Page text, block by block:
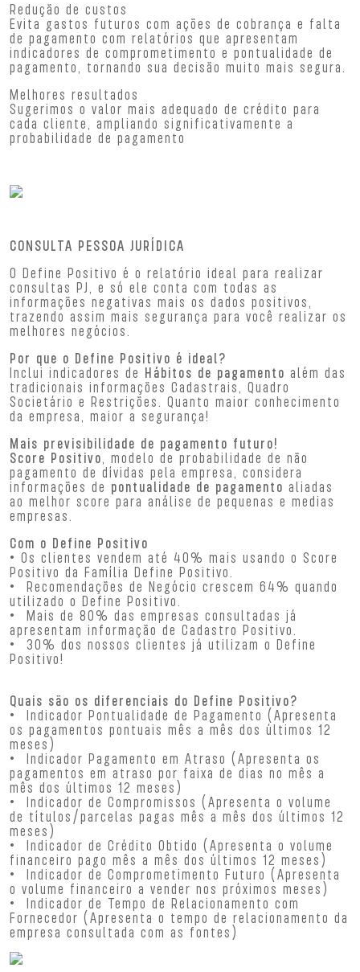
Redução de custos
Evita gastos futuros com ações de cobrança e falta
de pagamento com relatórios que apresentam
indicadores de comprometimento e pontualidade de
pagamento, tornando sua decisão muito mais segura.
Melhores resultados
Sugerimos o valor mais adequado de crédito para
cada cliente, ampliando significativamente a
probabilidade de pagamento
CONSULTA PESSOA JURÍDICA
O Define Positivo é o relatório ideal para realizar
consultas PJ, e só ele conta com todas as
informações negativas mais os dados positivos,
trazendo assim mais segurança para você realizar os
melhores negócios.
Por que o Define Positivo é ideal?
Inclui indicadores de Hábitos de pagamento além das
tradicionais informações Cadastrais, Quadro
Societário e Restrições. Quanto maior conhecimento
da empresa, maior a segurança!
Mais previsibilidade de pagamento futuro!
Score Positivo, modelo de probabilidade de não
pagamento de dívidas pela empresa, considera
informações de pontualidade de pagamento aliadas
ao melhor score para análise de pequenas e medias
empresas.
Com o Define Positivo
• Os clientes vendem até 40% mais usando o Score
Positivo da Família Define Positivo.
• Recomendações de Negócio crescem 64% quando
utilizado o Define Positivo.
• Mais de 80% das empresas consultadas já
apresentam informação de Cadastro Positivo.
• 30% dos nossos clientes já utilizam o Define
Positivo!
Quais são os diferenciais do Define Positivo?
• Indicador Pontualidade de Pagamento (Apresenta
os pagamentos pontuais mês a mês dos últimos 12
meses)
• Indicador Pagamento em Atraso (Apresenta os
pagamentos em atraso por faixa de dias no mês a
mês dos últimos 12 meses)
• Indicador de Compromissos (Apresenta o volume
de títulos/parcelas pagas mês a mês dos últimos 12
meses)
• Indicador de Crédito Obtido (Apresenta o volume
financeiro pago mês a mês dos últimos 12 meses)
• Indicador de Comprometimento Futuro (Apresenta
o volume financeiro a vender nos próximos meses)
• Indicador de Tempo de Relacionamento com
Fornecedor (Apresenta o tempo de relacionamento da
empresa consultada com as fontes)